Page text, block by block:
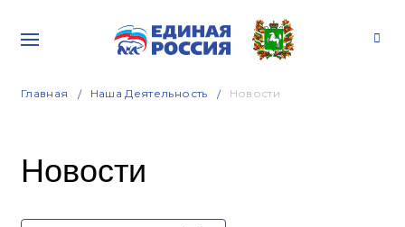
Главная Наша Деятельность Новости
Новости